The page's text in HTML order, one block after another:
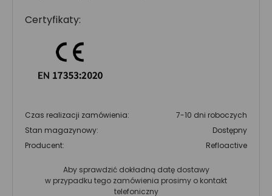
Certyfikaty:
Czas realizacji zamówienia:
7-10 dni roboczych
Stan magazynowy:
Dostępny
Producent:
Refloactive
Aby sprawdzić dokładną datę dostawy
w przypadku tego zamówienia prosimy o kontakt
telefoniczny